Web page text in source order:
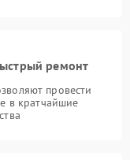
ремонт
провести
в кратчайшие